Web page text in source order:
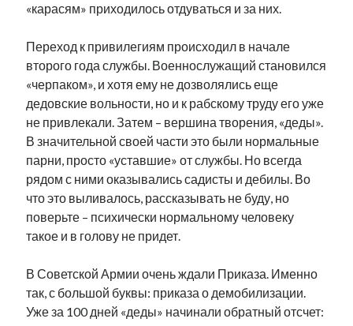
«карасям» приходилось отдуваться и за них.
Переход к привилегиям происходил в начале
второго года службы. Военнослужащий становился
«черпаком», и хотя ему не дозволялись еще
дедовские вольности, но и к рабскому труду его уже
не привлекали. Затем – вершина творения, «деды».
В значительной своей части это были нормальные
парни, просто «уставшие» от службы. Но всегда
рядом с ними оказывались садисты и дебилы. Во
что это выливалось, рассказывать не буду, но
поверьте – психически нормальному человеку
такое и в голову не придет.
В Советской Армии очень ждали Приказа. Именно
так, с большой буквы: приказа о демобилизации.
Уже за 100 дней «деды» начинали обратный отсчет: